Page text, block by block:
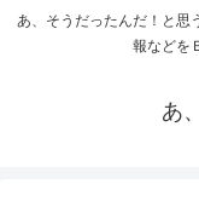
あ、そうだったんだ！と思
報などを
あ